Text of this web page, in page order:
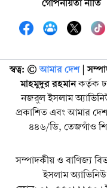
গোপনীয়তা নীতি
স্বত্ব: ©️ আমার দেশ|
মাহমুদুর রহমানকর্তৃক
নজরুল ইসলাম
প্রকাশিত এবং আমার
৪৪৬/ডি, তেজগাঁও
সম্পাদকীয় ও বাণিজ্য
ইসলাম